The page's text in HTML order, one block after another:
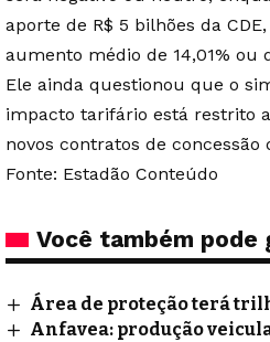
aporte de R$ 5 bilhões da
aumento médio de 14,01% ou
Ele ainda questionou que o
impacto tarifário está restrito
novos contratos de
Fonte: Estadão Conteúdo
Você também pode
Área de proteção terá
Anfavea: produção